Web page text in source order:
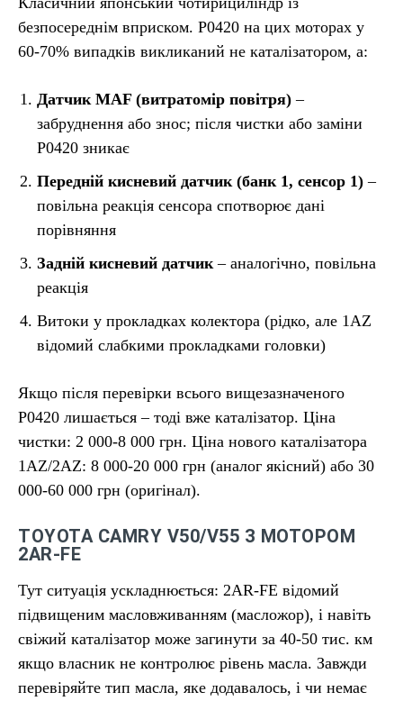
безпосереднім вприском. P0420 на цих моторах у
60-70% випадків викликаний не каталізатором, а:
Датчик MAF (витратомір повітря) –
забруднення або знос; після чистки або заміни
P0420 зникає
Передній кисневий датчик (банк 1, сенсор 1) –
повільна реакція сенсора спотворює дані
порівняння
Задній кисневий датчик– аналогічно, повільна
реакція
Витоки у прокладках колектора (рідко, але 1AZ
відомий слабкими прокладками головки)
Якщо після перевірки всього вищезазначеного
P0420 лишається – тоді вже каталізатор. Ціна
чистки: 2 000-8 000 грн. Ціна нового каталізатора
1AZ/2AZ: 8 000-20 000 грн (аналог якісний) або 30
000-60 000 грн (оригінал).
TOYOTA CAMRY V50/V55 З МОТОРОМ
2AR-FE
Тут ситуація ускладнюється: 2AR-FE відомий
підвищеним масловживанням (масложор), і навіть
свіжий каталізатор може загинути за 40-50 тис. км
якщо власник не контролює рівень масла. Завжди
перевіряйте тип масла, яке додавалось, і чи немає